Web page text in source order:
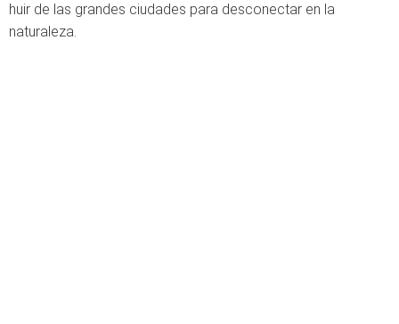
huir de las grandes ciudades para desconectar en la
naturaleza.